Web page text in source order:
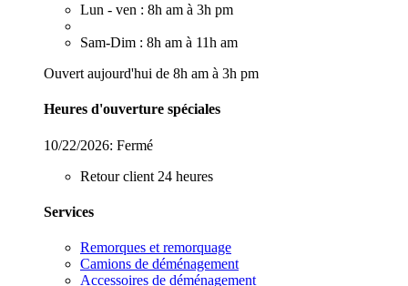
Lun - ven : 8h am à 3h pm
Sam-Dim : 8h am à 11h am
Ouvert aujourd'hui de 8h am à 3h pm
Heures d'ouverture spéciales
10/22/2026: Fermé
Retour client 24 heures
Services
Remorques et remorquage
Camions de déménagement
Accessoires de déménagement